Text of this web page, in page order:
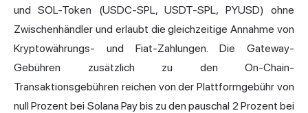
und SOL-Token (USDC-SPL, USDT-SPL, PYUSD) ohne
Zwischenhändler und erlaubt die gleichzeitige Annahme von
Kryptowährungs- und Fiat-Zahlungen. Die Gateway-
Gebühren zusätzlich zu den On-Chain-
Transaktionsgebühren reichen von der Plattformgebühr von
null Prozent bei Solana Pay bis zu den pauschal 2 Prozent bei